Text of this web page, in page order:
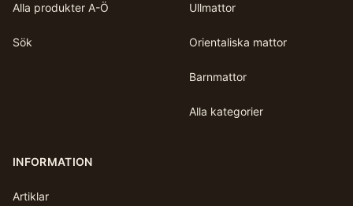
Alla produkter A-Ö
Sök
Ullmattor
Orientaliska mattor
Barnmattor
Alla kategorier
INFORMATION
Artiklar